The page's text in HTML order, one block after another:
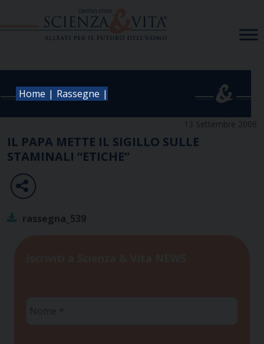
Home | Rassegne |
13 Settembre 2006
IL PAPA METTE IL SIGILLO SULLE
STAMINALI “ETICHE”
rassegna_539